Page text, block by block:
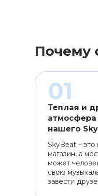
Почему
Теплая и
атмосфера
нашего
SkyBeat – это
магазин, а
может
свою
завести